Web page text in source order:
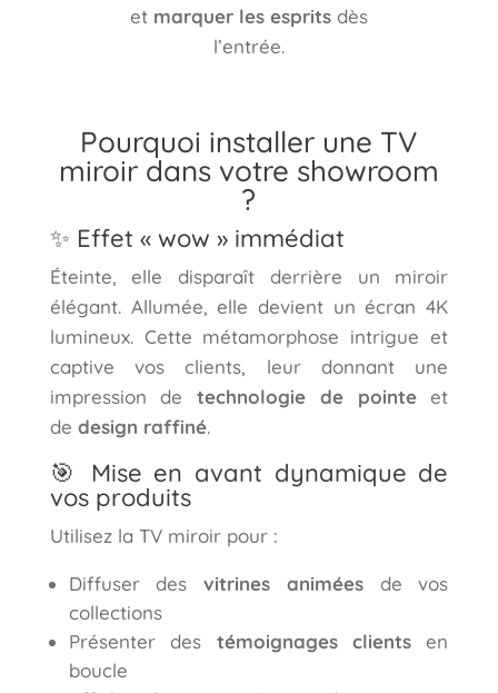
et marquer les esprits dès
l’entrée.
Pourquoi installer une TV
miroir dans votre showroom
?
✨ Effet « wow » immédiat
Éteinte, elle disparaît derrière un miroir
élégant. Allumée, elle devient un écran 4K
lumineux. Cette métamorphose intrigue et
captive vos clients, leur donnant une
impression de
technologie de pointe
et
de design raffiné.
🎯 Mise en avant dynamique de
vos produits
Utilisez la TV miroir pour :
Diffuser des vitrines animées
de vos
collections
Présenter des
témoignages clients
en
boucle